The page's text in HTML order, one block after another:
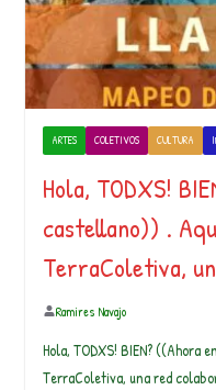
ARTES COLETIVOS CULTURA
Hola, TODXS!
castellano)) .
TerraColetiva,
Ramires Navajo
Hola, TODXS! BIEN? ((Ahora
TerraColetiva, una red